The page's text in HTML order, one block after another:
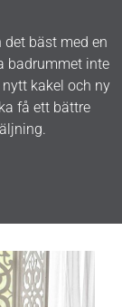
bäst med en
badrummet inte
kakel och ny
få ett bättre